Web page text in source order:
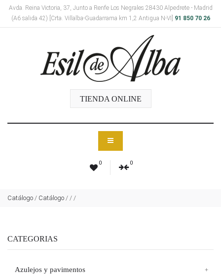
Avda. Reina Victoria, 37, Junto a Renfe Los Negrales 28430 Alpedrete - Madrid
(A6 salida 42) [Crta. Villalba-Guadarrama km 1,2 Antigua N-VI]
91 850 70 26
TIENDA ONLINE
0 0
Catálogo / Catálogo / / /
CATEGORIAS
Azulejos y pavimentos